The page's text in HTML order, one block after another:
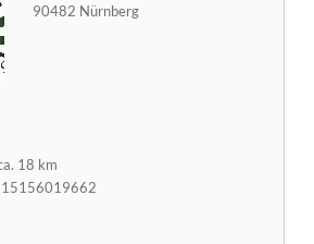
90482 Nürnberg
18 km